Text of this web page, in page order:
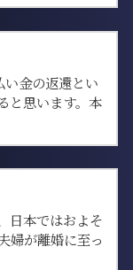
金の返還とい
と思います。本
日本ではおよそ
婦が離婚に至っ